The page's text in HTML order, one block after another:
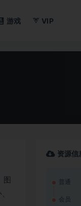
游戏 VIP
图
资源信
普通
会员